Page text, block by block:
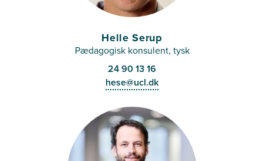
Helle Serup
Pædagogisk konsulent, tysk
24 90 13 16
hese@ucl.dk